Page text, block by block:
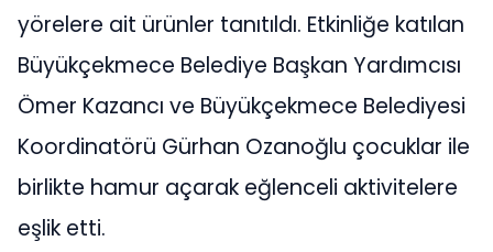
yörelere ait ürünler tanıtıldı. Etkinliğe katılan
Büyükçekmece Belediye Başkan Yardımcısı
Ömer Kazancı ve Büyükçekmece Belediyesi
Koordinatörü Gürhan Ozanoğlu çocuklar ile
birlikte hamur açarak eğlenceli aktivitelere
eşlik etti.